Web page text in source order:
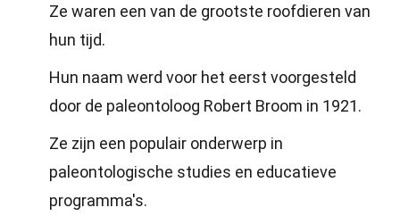
Ze waren een van de grootste roofdieren van
hun tijd.
Hun naam werd voor het eerst voorgesteld
door de paleontoloog Robert Broom in 1921.
Ze zijn een populair onderwerp in
paleontologische studies en educatieve
programma's.